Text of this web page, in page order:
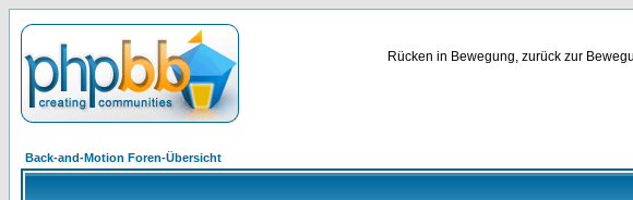
Rücken in Bewegung, zurück zur
Back-and-Motion Foren-Übersicht